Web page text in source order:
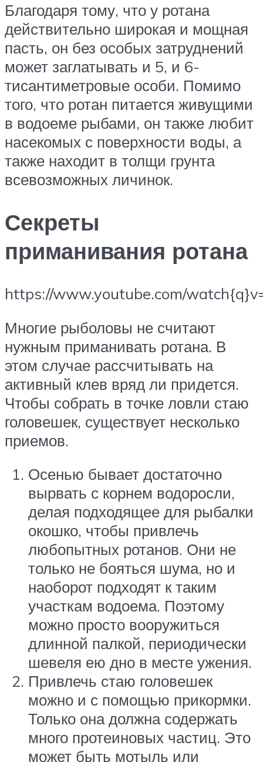
Благодаря тому, что у ротана
действительно широкая и мощная
пасть, он без особых затруднений
может заглатывать и 5, и 6-
тисантиметровые особи. Помимо
того, что ротан питается живущими
в водоеме рыбами, он также любит
насекомых с поверхности воды, а
также находит в толщи грунта
всевозможных личинок.
Секреты
приманивания ротана
https://www.youtube.com/
Многие рыболовы не считают
нужным приманивать ротана. В
этом случае рассчитывать на
активный клев вряд ли придется.
Чтобы собрать в точке ловли стаю
головешек, существует несколько
приемов.
Осенью бывает достаточно
вырвать с корнем водоросли,
делая подходящее для рыбалки
окошко, чтобы привлечь
любопытных ротанов. Они не
только не бояться шума, но и
наоборот подходят к таким
участкам водоема. Поэтому
можно просто вооружиться
длинной палкой, периодически
шевеля ею дно в месте ужения.
Привлечь стаю головешек
можно и с помощью прикормки.
Только она должна содержать
много протеиновых частиц. Это
может быть мотыль или